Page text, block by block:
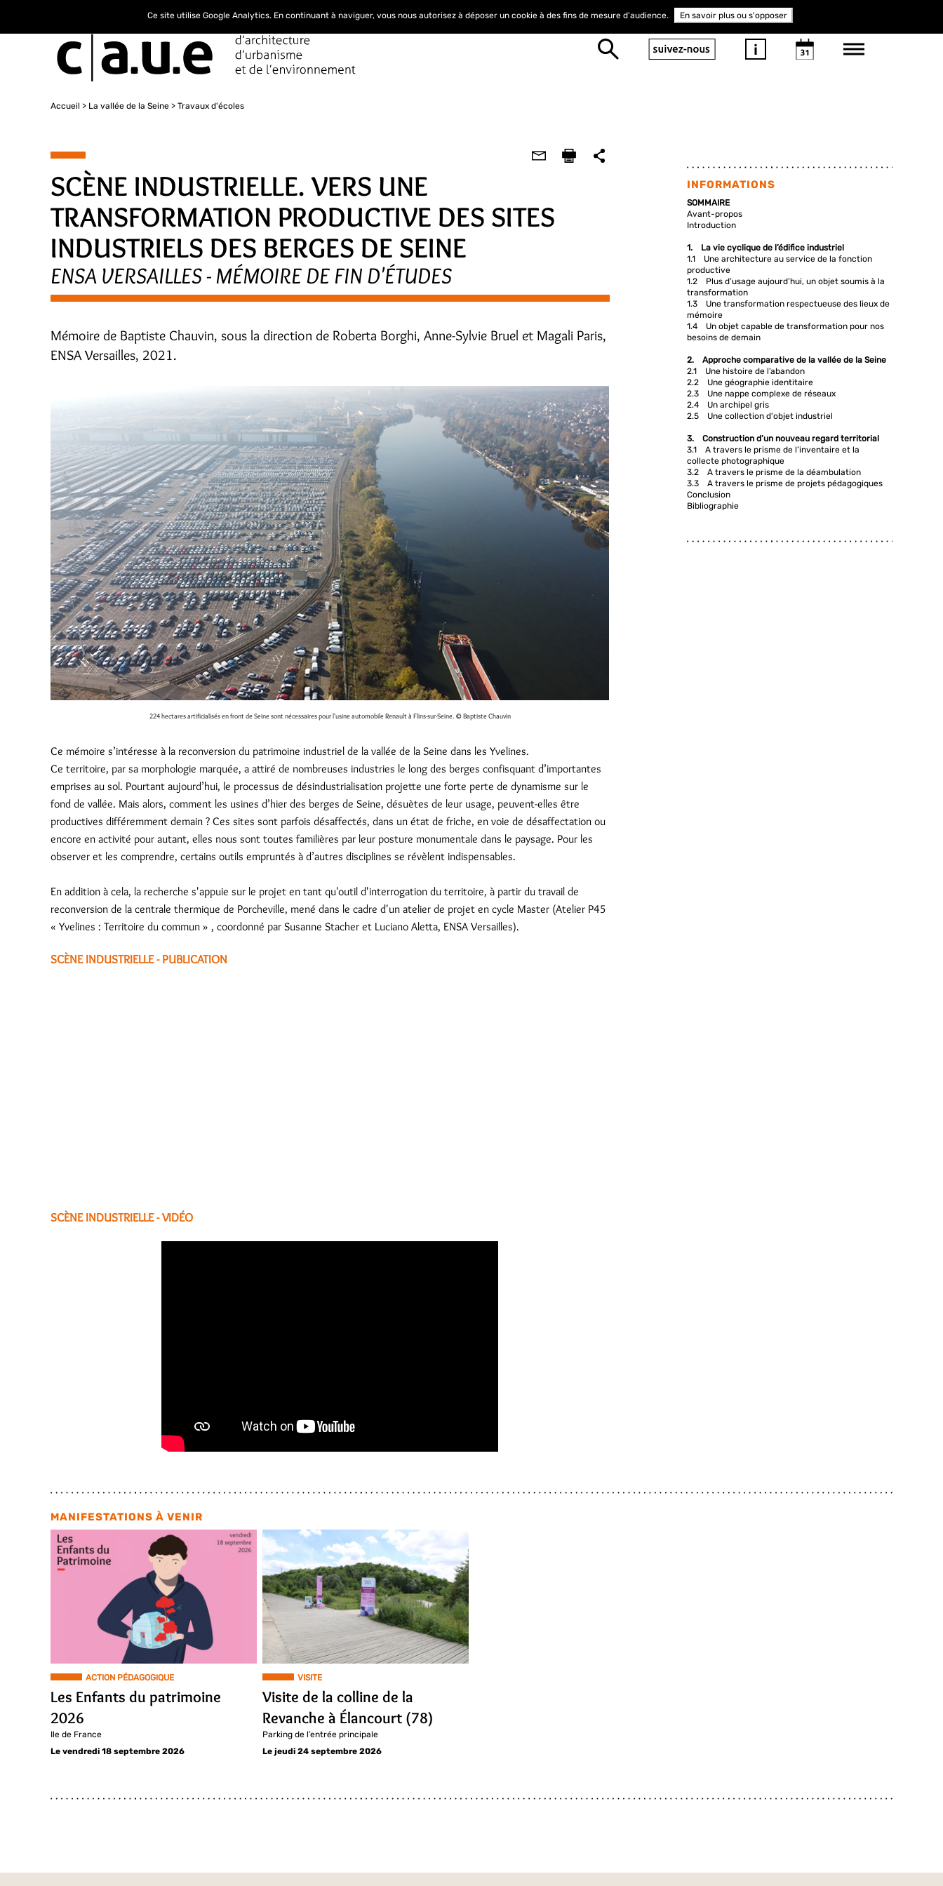
Accueil La vallée de la Seine Travaux d'écoles
SCÈNE INDUSTRIELLE. VERS UNE
TRANSFORMATION PRODUCTIVE DES SITES
INDUSTRIELS DES BERGES DE SEINE
ENSA VERSAILLES - MÉMOIRE DE FIN D'ÉTUDES
Mémoire de Baptiste Chauvin, sous la direction de Roberta Borghi, Anne-Sylvie Bruel et Magali Paris,
ENSA Versailles, 2021.
224 hectares artificialisés en front de Seine sont nécessaires pour l'usine automobile Renault à Flins-sur-Seine. © Baptiste Chauvin
Ce mémoire s’intéresse à la reconversion du patrimoine industriel de la vallée de la Seine dans les Yvelines.
Ce territoire, par sa morphologie marquée, a attiré de nombreuses industries le long des berges confisquant d’importantes
emprises au sol. Pourtant aujourd’hui, le processus de désindustrialisation projette une forte perte de dynamisme sur le
fond de vallée. Mais alors, comment les usines d’hier des berges de Seine, désuètes de leur usage, peuvent-elles être
productives différemment demain ? Ces sites sont parfois désaffectés, dans un état de friche, en voie de désaffectation ou
encore en activité pour autant, elles nous sont toutes familières par leur posture monumentale dans le paysage. Pour les
observer et les comprendre, certains outils empruntés à d’autres disciplines se révèlent indispensables.
En addition à cela, la recherche s'appuie sur le projet en tant qu'outil d'interrogation du territoire, à partir du travail de
reconversion de la centrale thermique de Porcheville, mené dans le cadre d'un atelier de projet en cycle Master (Atelier P45
« Yvelines : Territoire du commun » , coordonné par Susanne Stacher et Luciano Aletta, ENSA Versailles).
SCÈNE INDUSTRIELLE - PUBLICATION
SCÈNE INDUSTRIELLE - VIDÉO
INFORMATIONS
SOMMAIRE
Avant-propos
Introduction
1. La vie cyclique de l’édifice industriel
1.1 Une architecture au service de la fonction
productive
1.2 Plus d’usage aujourd’hui, un objet soumis à la
transformation
1.3 Une transformation respectueuse des lieux de
mémoire
1.4 Un objet capable de transformation pour nos
besoins de demain
2. Approche comparative de la vallée de la Seine
2.1 Une histoire de l’abandon
2.2 Une géographie identitaire
2.3 Une nappe complexe de réseaux
2.4 Un archipel gris
2.5 Une collection d'objet industriel
3. Construction d’un nouveau regard territorial
3.1 A travers le prisme de l’inventaire et la
collecte photographique
3.2 A travers le prisme de la déambulation
3.3 A travers le prisme de projets pédagogiques
Conclusion
Bibliographie
MANIFESTATIONS À VENIR
ACTION PÉDAGOGIQUE
Les Enfants du patrimoine
2026
Ile de France
Le vendredi 18 septembre 2026
VISITE
Visite de la colline de la
Revanche à Élancourt (78)
Parking de l’entrée principale
Le jeudi 24 septembre 2026
Ce site utilise Google Analytics. En continuant à naviguer, vous nous autorisez à déposer un cookie à des fins de mesure d'audience. En savoir plus ou s'opposer